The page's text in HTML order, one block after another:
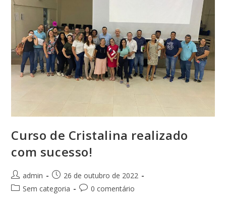
Curso de Cristalina realizado
com sucesso!
Autor
do
admin
Post
publicado:
26 de outubro de 2022
Categoria
Sem categoria
Comentários
0 comentário